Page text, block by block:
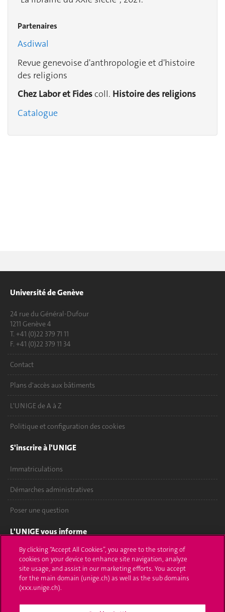
Partenaires
Asdiwal
Revue genevoise d'anthropologie et d'histoire
des religions
Chez Labor et Fidescoll. Histoire des religions
Catalogue
Université de Genève
24 rue du Général-Dufour
1211 Genève 4
T. +41 (0)22 379 71 11
F. +41 (0)22 379 11 34
Contact
Plans d'accès aux bâtiments
L'UNIGE de A à Z
Politique et configuration des cookies
S'inscrire à l'UNIGE
Immatriculations
Démarches administratives
Poser une question
L'UNIGE vous informe
UNIGE Mobile
Médias
Offres d'emploi
By clicking “Accept All Cookies”, you agree to the storing of
cookies on your device to enhance site navigation, analyze
site usage, and assist in our marketing efforts. You accept
for the main domain (unige.ch) as well as the sub domains
(xxx.unige.ch).